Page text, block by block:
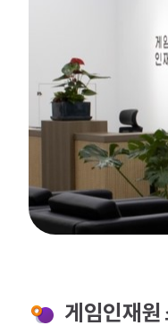
게임인재원